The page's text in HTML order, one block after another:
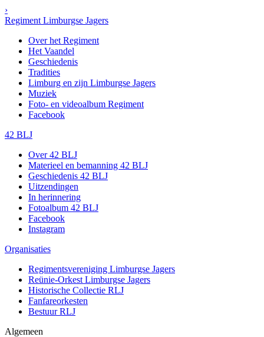
›
Regiment Limburgse Jagers
Over het Regiment
Het Vaandel
Geschiedenis
Tradities
Limburg en zijn Limburgse Jagers
Muziek
Foto- en videoalbum Regiment
Facebook
42 BLJ
Over 42 BLJ
Materieel en bemanning 42 BLJ
Geschiedenis 42 BLJ
Uitzendingen
In herinnering
Fotoalbum 42 BLJ
Facebook
Instagram
Organisaties
Regimentsvereniging Limburgse Jagers
Reünie-Orkest Limburgse Jagers
Historische Collectie RLJ
Fanfareorkesten
Bestuur RLJ
Algemeen